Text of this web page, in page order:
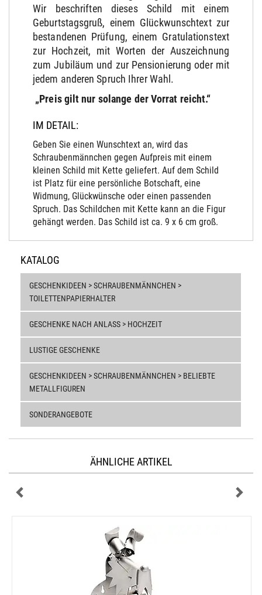
Wir beschriften dieses Schild mit einem
Geburtstagsgruß, einem Glückwunschtext zur
bestandenen Prüfung, einem Gratulationstext
zur Hochzeit, mit Worten der Auszeichnung
zum Jubiläum und zur Pensionierung oder mit
jedem anderen Spruch Ihrer Wahl.
„Preis gilt nur solange der Vorrat reicht.“
IM DETAIL:
Geben Sie einen Wunschtext an, wird das
Schraubenmännchen gegen Aufpreis mit einem
kleinen Schild mit Kette geliefert. Auf dem Schild
ist Platz für eine persönliche Botschaft, eine
Widmung, Glückwünsche oder einen passenden
Spruch. Das Schildchen mit Kette kann an die Figur
gehängt werden. Das Schild ist ca. 9 x 6 cm groß.
KATALOG
GESCHENKIDEEN > SCHRAUBENMÄNNCHEN >
TOILETTENPAPIERHALTER
GESCHENKE NACH ANLASS > HOCHZEIT
LUSTIGE GESCHENKE
GESCHENKIDEEN > SCHRAUBENMÄNNCHEN > BELIEBTE
METALLFIGUREN
SONDERANGEBOTE
ÄHNLICHE ARTIKEL